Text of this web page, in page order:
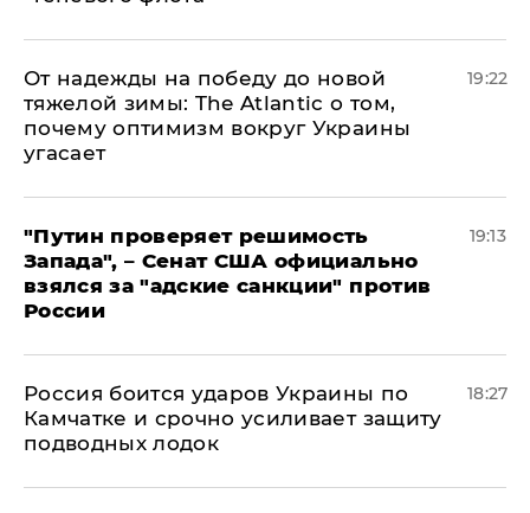
От надежды на победу до новой
тяжелой зимы: The Atlantic о том,
почему оптимизм вокруг Украины
угасает
19:22
"Путин проверяет решимость
Запада", – Сенат США официально
взялся за "адские санкции" против
России
19:13
Россия боится ударов Украины по
Камчатке и срочно усиливает защиту
подводных лодок
18:27